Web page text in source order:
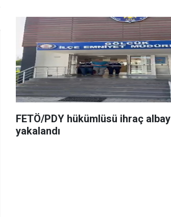
FETÖ/PDY hükümlüsü ihraç albay
yakalandı